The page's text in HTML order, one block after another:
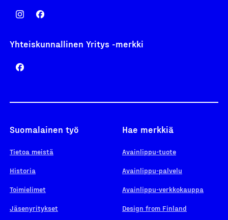
Yhteiskunnallinen Yritys -merkki
Suomalainen työ
Tietoa meistä
Historia
Toimielimet
Jäsenyritykset
Hae merkkiä
Avainlippu-tuote
Avainlippu-palvelu
Avainlippu-verkkokauppa
Design from Finland